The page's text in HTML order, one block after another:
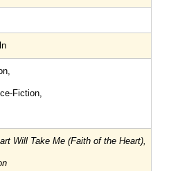
Fiction,
Will Take Me (Faith of the Heart),